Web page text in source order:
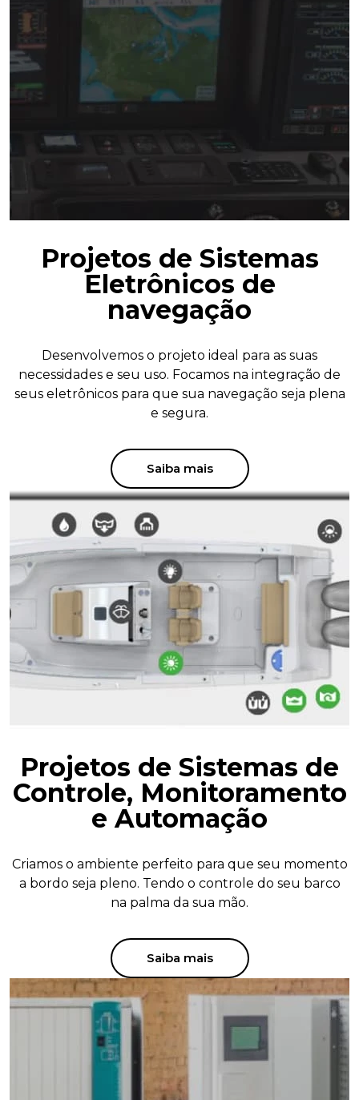
Projetos de Sistemas
Eletrônicos de
navegação
Desenvolvemos o projeto ideal para as suas
necessidades e seu uso. Focamos na integração de
seus eletrônicos para que sua navegação seja plena
e segura.
Saiba mais
Projetos de Sistemas de
Controle, Monitoramento
e Automação
Criamos o ambiente perfeito para que seu momento
a bordo seja pleno. Tendo o controle do seu barco
na palma da sua mão.
Saiba mais